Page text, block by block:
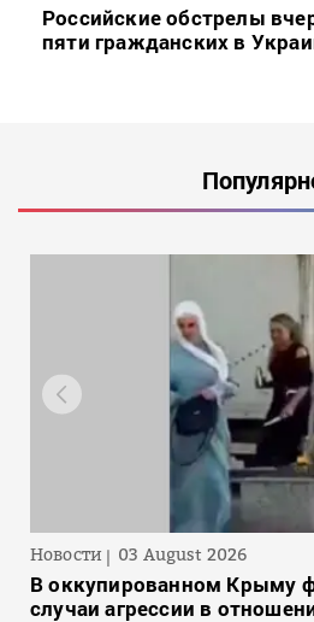
Российские обстрелы
пяти гражданских в
Новости 03 August 2026
В оккупированном Крыму
случаи агрессии в